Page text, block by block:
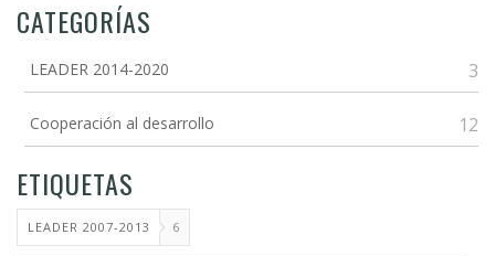
CATEGORÍAS
LEADER 2014-2020 3
Cooperación al desarrollo 12
ETIQUETAS
LEADER 2007-2013 6